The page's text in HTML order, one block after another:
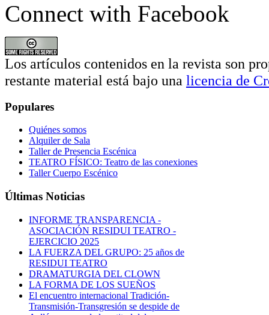
Connect with Facebook
Los artículos contenidos en la revista son
restante material está bajo una licencia de
Populares
Quiénes somos
Alquiler de Sala
Taller de Presencia Escénica
TEATRO FÍSICO: Teatro de las conexiones
Taller Cuerpo Escénico
Últimas Noticias
INFORME TRANSPARENCIA -
ASOCIACIÓN RESIDUI TEATRO -
EJERCICIO 2025
LA FUERZA DEL GRUPO: 25 años de
RESIDUI TEATRO
DRAMATURGIA DEL CLOWN
LA FORMA DE LOS SUEÑOS
El encuentro internacional Tradición-
Transmisión-Transgresión se despide de